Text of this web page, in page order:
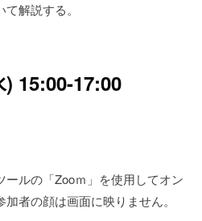
解説する。
15:00-17:00
ールの「Zooｍ」を使用してオン
者の顔は画面に映りません。